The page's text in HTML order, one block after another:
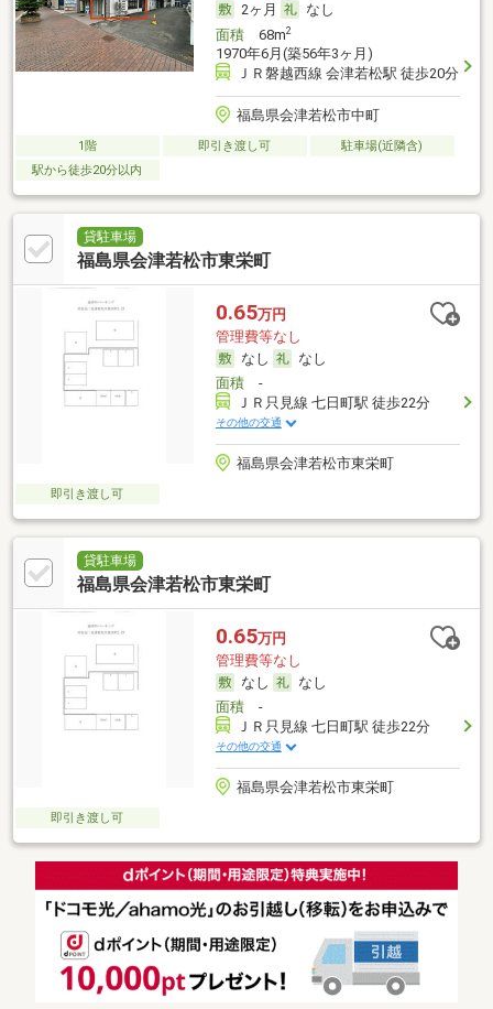
2ヶ月
なし
面積68m2
1970年6月(築56年3ヶ月)
ＪＲ磐越西線 会津若松駅 徒歩20分
福島県会津若松市中町
1階 即引き渡し可
駐車場(近隣含)
駅から徒歩20分以内
貸駐車場
福島県会津若松市東栄町
0.65万円
管理費等なし
なし
なし
面積-
ＪＲ只見線 七日町駅 徒歩22分
その他の交通
福島県会津若松市東栄町
即引き渡し可
貸駐車場
福島県会津若松市東栄町
0.65万円
管理費等なし
なし
なし
面積-
ＪＲ只見線 七日町駅 徒歩22分
その他の交通
福島県会津若松市東栄町
即引き渡し可